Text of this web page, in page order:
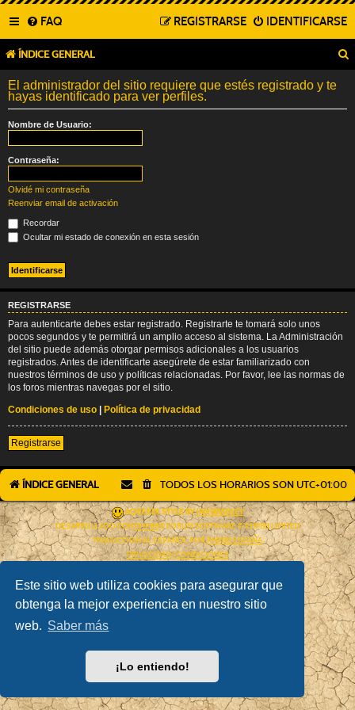
Este sitio web utiliza cookies para asegurar que
obtenga la mejor experiencia en nuestro sitio
web. Saber más
¡Lo entiendo!
FAQ IDENTIFICARSE
REGISTRARSE
ÍNDICE GENERAL
El administrador del sitio requiere que estés registrado y te
hayas identificado para ver perfiles.
Nombre de Usuario:
Contraseña:
Olvidé mi contraseña
Reenviar email de activación
Recordar
Ocultar mi estado de conexión en esta sesión
REGISTRARSE
Para autenticarte debes estar registrado. Registrarte te tomará solo unos
pocos segundos y te permitirá un amplio acceso al sistema. La Administración
del sitio puede además otorgar permisos adicionales a los usuarios
registrados. Antes de identificarte asegúrete de estar familiarizado con
nuestros términos de uso y políticas relacionadas. Por favor, lee las normas de
los foros mientras navegas por el sitio.
Condiciones de uso | Política de privacidad
Registrarse
ÍNDICE GENERAL TODOS LOS HORARIOS SON UTC+01:00
AÇIEEED! STYLE BYIAN BRADLEY
DESARROLLADO POR PHPBB® FORUM SOFTWARE © PHPBB LIMITED
TRADUCCIÓN AL ESPAÑOL POR PHPBB ESPAÑA
PRIVACIDAD|CONDICIONES